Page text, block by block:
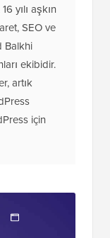
yılı aşkın
SEO ve
Balkhi
ekibidir.
artık
için